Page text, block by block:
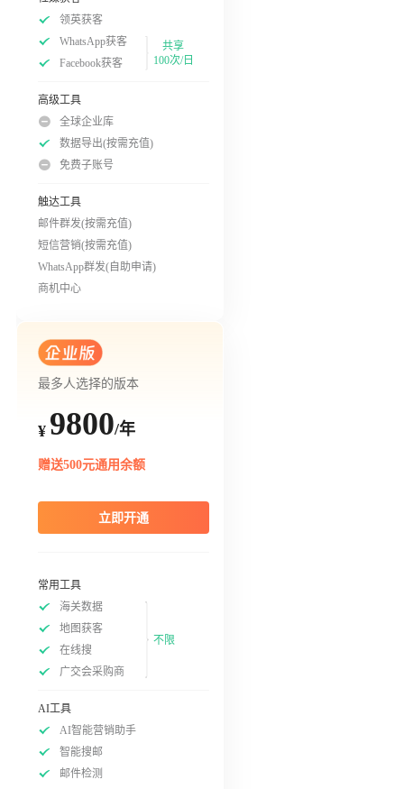
领英获客
WhatsApp获客
Facebook获客
共享
100次/日
高级工具
全球企业库
数据导出(按需充值)
免费子账号
触达工具
邮件群发(按需充值)
短信营销(按需充值)
WhatsApp群发(自助申请)
商机中心
最多人选择的版本
¥ 9800/年
赠送500元通用余额
立即开通
常用工具
海关数据
地图获客
在线搜
广交会采购商
不限
AI工具
AI智能营销助手
智能搜邮
邮件检测